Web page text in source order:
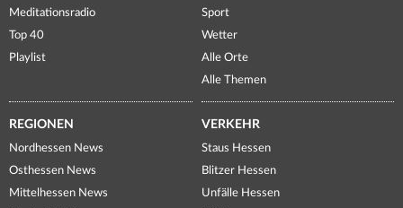
Meditationsradio
Top 40
Playlist
Sport
Wetter
Alle Orte
Alle Themen
REGIONEN
Nordhessen News
Osthessen News
Mittelhessen News
VERKEHR
Staus Hessen
Blitzer Hessen
Unfälle Hessen